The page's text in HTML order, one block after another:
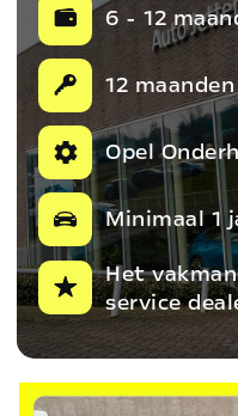
6 - 12
12
Opel
Minimaal 1
Het
service